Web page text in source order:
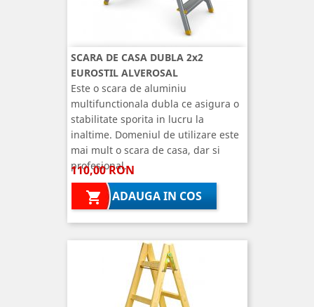
SCARA DE CASA DUBLA 2x2
EUROSTIL ALVEROSAL
Este o scara de aluminiu
multifunctionala dubla ce asigura o
stabilitate sporita in lucru la
inaltime. Domeniul de utilizare este
mai mult o scara de casa, dar si
profesional.
110,00 RON
 ADAUGA IN COS